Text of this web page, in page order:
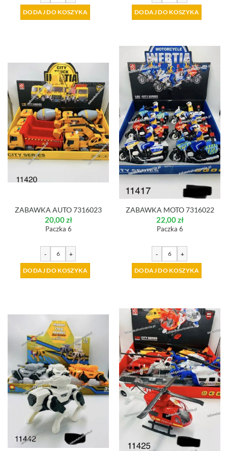
DODAJ DO KOSZYKA DODAJ DO KOSZYKA
ZABAWKA AUTO 7316023
20,00zł
Paczka 6
- +
DODAJ DO KOSZYKA
ZABAWKA MOTO 7316022
22,00zł
Paczka 6
- +
DODAJ DO KOSZYKA